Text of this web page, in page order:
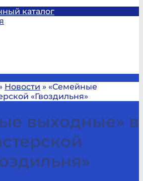
каталог
Новости » «Семейные
«Гвоздильня»
выходные» в